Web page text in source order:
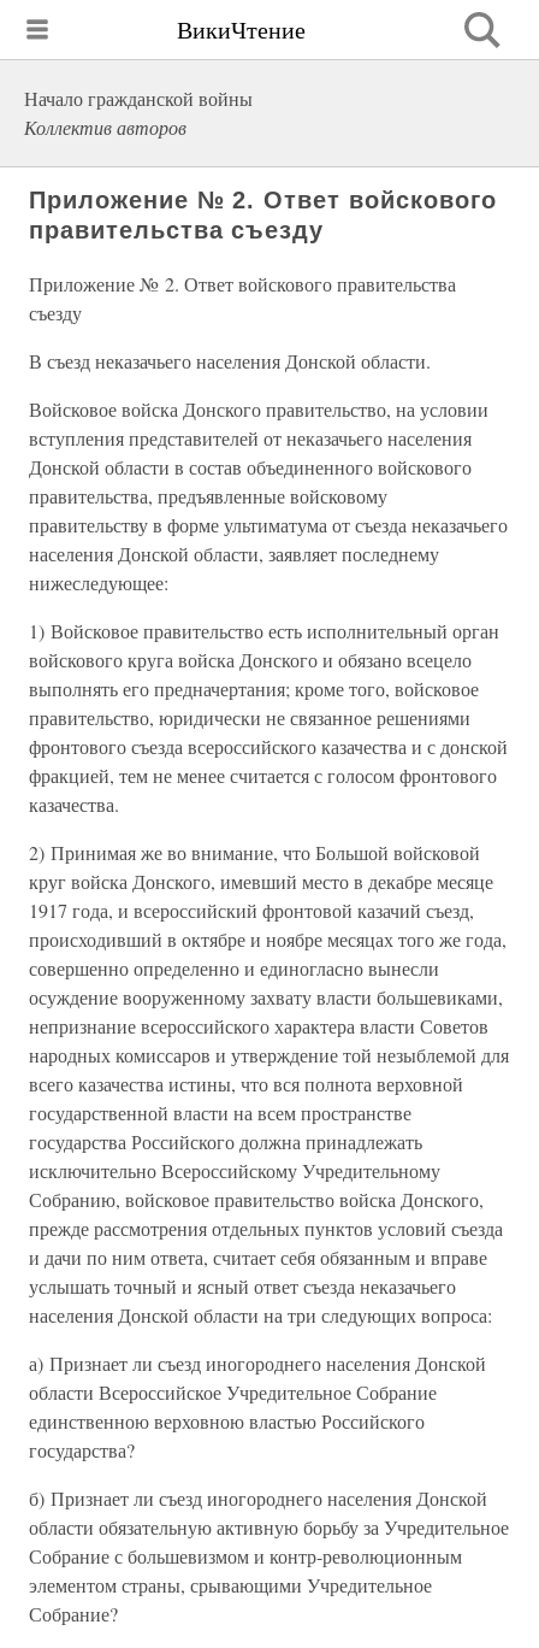
ВикиЧтение
Начало гражданской войны
Коллектив авторов
Приложение № 2. Ответ войскового
правительства съезду
Приложение № 2. Ответ войскового правительства
съезду
В съезд неказачьего населения Донской области.
Войсковое войска Донского правительство, на условии
вступления представителей от неказачьего населения
Донской области в состав объединенного войскового
правительства, предъявленные войсковому
правительству в форме ультиматума от съезда неказачьего
населения Донской области, заявляет последнему
нижеследующее:
1) Войсковое правительство есть исполнительный орган
войскового круга войска Донского и обязано всецело
выполнять его предначертания; кроме того, войсковое
правительство, юридически не связанное решениями
фронтового съезда всероссийского казачества и с донской
фракцией, тем не менее считается с голосом фронтового
казачества.
2) Принимая же во внимание, что Большой войсковой
круг войска Донского, имевший место в декабре месяце
1917 года, и всероссийский фронтовой казачий съезд,
происходивший в октябре и ноябре месяцах того же года,
совершенно определенно и единогласно вынесли
осуждение вооруженному захвату власти большевиками,
непризнание всероссийского характера власти Советов
народных комиссаров и утверждение той незыблемой для
всего казачества истины, что вся полнота верховной
государственной власти на всем пространстве
государства Российского должна принадлежать
исключительно Всероссийскому Учредительному
Собранию, войсковое правительство войска Донского,
прежде рассмотрения отдельных пунктов условий съезда
и дачи по ним ответа, считает себя обязанным и вправе
услышать точный и ясный ответ съезда неказачьего
населения Донской области на три следующих вопроса:
а) Признает ли съезд иногороднего населения Донской
области Всероссийское Учредительное Собрание
единственною верховною властью Российского
государства?
б) Признает ли съезд иногороднего населения Донской
области обязательную активную борьбу за Учредительное
Собрание с большевизмом и контр-революционным
элементом страны, срывающими Учредительное
Собрание?